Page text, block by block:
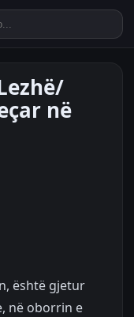
në
është gjetur
në oborrin e